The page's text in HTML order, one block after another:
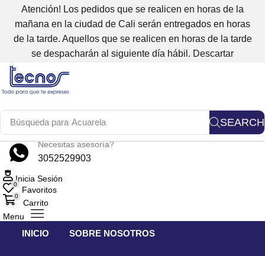
Atención! Los pedidos que se realicen en horas de la
mañana en la ciudad de Cali serán entregados en horas
de la tarde. Aquellos que se realicen en horas de la tarde
se despacharán al siguiente día hábil. Descartar
Búsqueda para Acuarela SEARCH
Necesitas asesoría?
3052529903
Inicia Sesión
0
Favoritos
0
Carrito
Menu
INICIO SOBRE NOSOTROS